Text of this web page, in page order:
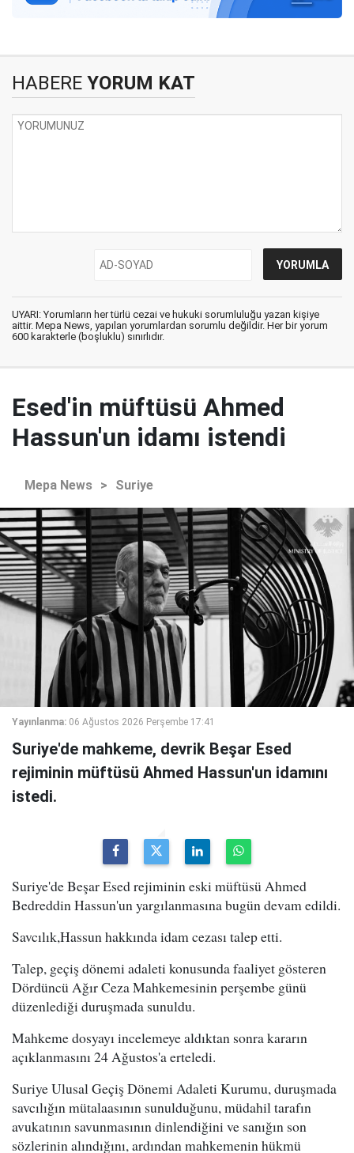
HABERE YORUM KAT
UYARI: Yorumların her türlü cezai ve hukuki sorumluluğu yazan kişiye
aittir. Mepa News, yapılan yorumlardan sorumlu değildir. Her bir yorum
600 karakterle (boşluklu) sınırlıdır.
Esed'in müftüsü Ahmed
Hassun'un idamı istendi
Mepa News > Suriye
Yayınlanma: 06 Ağustos 2026 Perşembe 17:41
Suriye'de mahkeme, devrik Beşar Esed
rejiminin müftüsü Ahmed Hassun'un idamını
istedi.
Suriye'de Beşar Esed rejiminin eski müftüsü Ahmed
Bedreddin Hassun'un yargılanmasına bugün devam edildi.
Savcılık,Hassun hakkında idam cezası talep etti.
Talep, geçiş dönemi adaleti konusunda faaliyet gösteren
Dördüncü Ağır Ceza Mahkemesinin perşembe günü
düzenlediği duruşmada sunuldu.
Mahkeme dosyayı incelemeye aldıktan sonra kararın
açıklanmasını 24 Ağustos'a erteledi.
Suriye Ulusal Geçiş Dönemi Adaleti Kurumu, duruşmada
savcılığın mütalaasının sunulduğunu, müdahil tarafın
avukatının savunmasının dinlendiğini ve sanığın son
sözlerinin alındığını, ardından mahkemenin hükmü